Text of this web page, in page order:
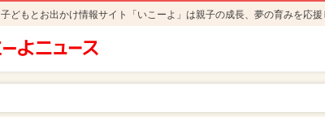
子どもとお出かけ情報サイト「いこーよ」は親子の成長、夢の育みを応援